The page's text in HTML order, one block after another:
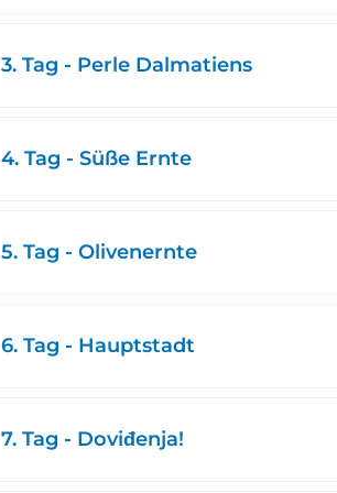
3. Tag - Perle Dalmatiens
4. Tag - Süße Ernte
5. Tag - Olivenernte
6. Tag - Hauptstadt
7. Tag - Doviđenja!